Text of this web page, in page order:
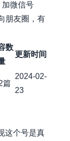
微信号
朋友圈，有
数
更新时间
篇
2024-02-
23
这个号是真